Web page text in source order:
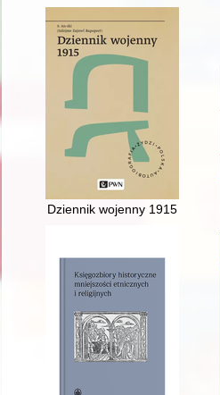
Dziennik wojenny 1915